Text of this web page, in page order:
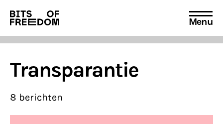
Search
for:
Menu
Transparantie
8 berichten